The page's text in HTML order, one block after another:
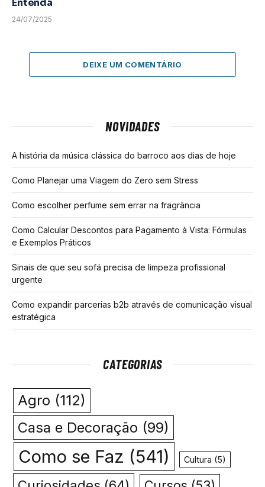
Entenda
24/07/2025
DEIXE UM COMENTÁRIO
NOVIDADES
A história da música clássica do barroco aos dias de hoje
Como Planejar uma Viagem do Zero sem Stress
Como escolher perfume sem errar na fragrância
Como Calcular Descontos para Pagamento à Vista: Fórmulas
e Exemplos Práticos
Sinais de que seu sofá precisa de limpeza profissional
urgente
Como expandir parcerias b2b através de comunicação visual
estratégica
CATEGORIAS
Agro (112)
Casa e Decoração (99)
Como se Faz (541) Cultura (5)